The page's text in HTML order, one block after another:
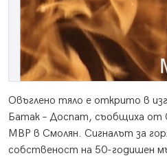
Овъглено тяло е открито в
Батак – Доспат, съобщиха от
МВР в Смолян. Сигналът за
собственост на 50-годишен